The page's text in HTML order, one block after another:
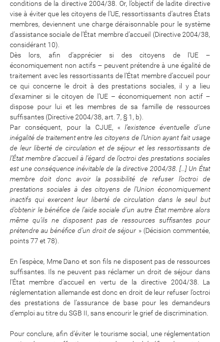
conditions de la directive 2004/38. Or, l’objectif de ladite directive
vise à éviter que les citoyens de l’UE, ressortissants d’autres États
membres, deviennent une charge déraisonnable pour le système
d’assistance sociale de l’État membre d’accueil (Directive 2004/38,
considérant 10).
Dès lors, afin d’apprécier si des citoyens de l’UE –
économiquement non actifs – peuvent prétendre à une égalité de
traitement avec les ressortissants de l’État membre d’accueil pour
ce qui concerne le droit à des prestations sociales, il y a lieu
d’examiner si le citoyen de l’UE – économiquement non actif –
dispose pour lui et les membres de sa famille de ressources
suffisantes (Directive 2004/38, art. 7, § 1, b).
Par conséquent, pour la CJUE, «l’existence éventuelle d’une
inégalité de traitement entre les citoyens de l’Union ayant fait usage
de leur liberté de circulation et de séjour et les ressortissants de
l’État membre d’accueil à l’égard de l’octroi des prestations sociales
est une conséquence inévitable de la directive 2004/38. […] Un État
membre doit donc avoir la possibilité de refuser l’octroi de
prestations sociales à des citoyens de l’Union économiquement
inactifs qui exercent leur liberté de circulation dans le seul but
d’obtenir le bénéfice de l’aide sociale d’un autre État membre alors
même qu’ils ne disposent pas de ressources suffisantes pour
prétendre au bénéfice d’un droit de séjour » (Décision commentée,
points 77 et 78).
En l’espèce, Mme Dano et son fils ne disposent pas de ressources
suffisantes. Ils ne peuvent pas réclamer un droit de séjour dans
l’État membre d’accueil en vertu de la directive 2004/38. La
réglementation allemande est donc en droit de leur refuser l’octroi
des prestations de l’assurance de base pour les demandeurs
d’emploi au titre du SGB II, sans encourir le grief de discrimination.
Pour conclure, afin d’éviter le tourisme social, une réglementation